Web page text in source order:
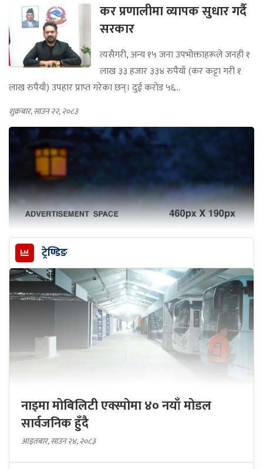
कर प्रणालीमा व्यापक सुधार गर्दै
सरकार
त्यसैगरी, अन्य १५ जना उपभोक्ताहरूले जनही १
लाख ३३ हजार ३३४ रुपैयाँ (कर कट्टा गरी १
लाख रुपैयाँ) उपहार प्राप्त गरेका छन्। दुई करोड ५६...
शुक्रबार, साउन २२, २०८३
ट्रेण्डिङ
नाइमा मोबिलिटी एक्स्पोमा ४० नयाँ मोडल
सार्वजनिक हुँदै
आइतबार, साउन २४, २०८३